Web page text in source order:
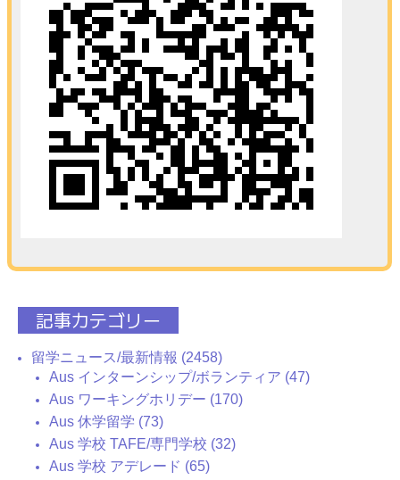
記事カテゴリー
留学ニュース/最新情報 (2458)
Aus インターンシップ/ボランティア (47)
Aus ワーキングホリデー (170)
Aus 休学留学 (73)
Aus 学校 TAFE/専門学校 (32)
Aus 学校 アデレード (65)